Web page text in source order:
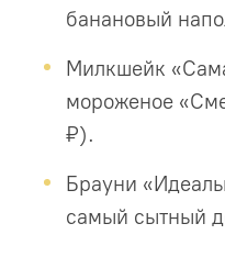
банановый
Милкшейк
мороженое
₽).
Брауни
самый сытный